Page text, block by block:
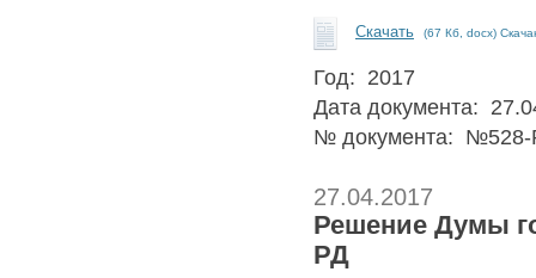
Скачать (67 Кб, docx)
Год: 2017
Дата документа:
№ документа:
27.04.2017
Решение Думы
РД